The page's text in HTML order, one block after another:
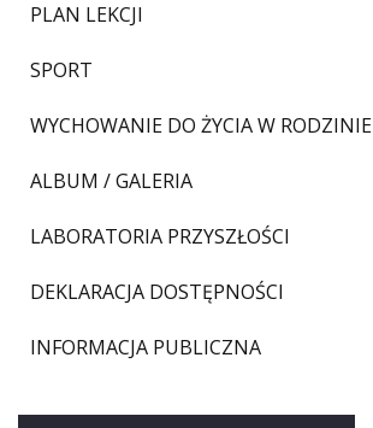
PLAN LEKCJI
SPORT
WYCHOWANIE DO ŻYCIA W RODZINIE
ALBUM / GALERIA
LABORATORIA PRZYSZŁOŚCI
DEKLARACJA DOSTĘPNOŚCI
INFORMACJA PUBLICZNA